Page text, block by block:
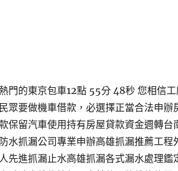
門的東京包車12點 55分 48秒 您相信
眾要做機車借款，必選擇正當合法申辦
保留汽車使用持有房屋貸款資金週轉台
水抓漏公司專業申辦高雄抓漏推薦工程
先進抓漏止水高雄抓漏各式漏水處理鑑